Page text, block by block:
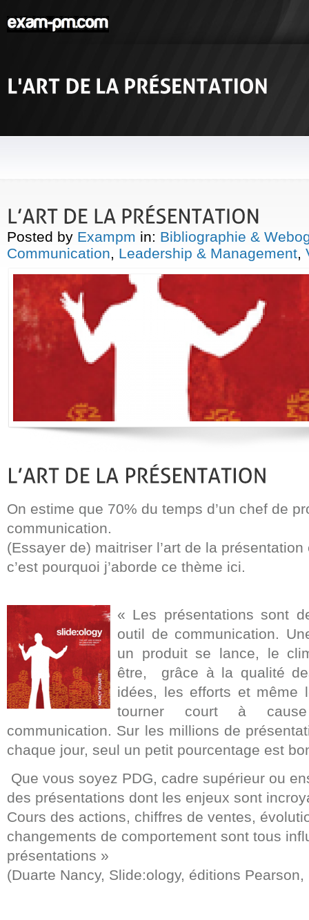
Posted by Exampm in: Bibliographie &
Communication, Leadership & Management,
On estime que 70% du temps d’un chef de
communication.
(Essayer de) maitriser l’art de la
c’est pourquoi j’aborde ce thème ici.
« Les présentations sont
outil de communication.
un produit se lance, le
être, grâce à la qualité
idées, les efforts et même
tourner court à cause
communication. Sur les millions de
chaque jour, seul un petit pourcentage est
Que vous soyez PDG, cadre supérieur ou
des présentations dont les enjeux sont
Cours des actions, chiffres de ventes,
changements de comportement sont tous
présentations »
(Duarte Nancy, Slide:ology, éditions Pearson,